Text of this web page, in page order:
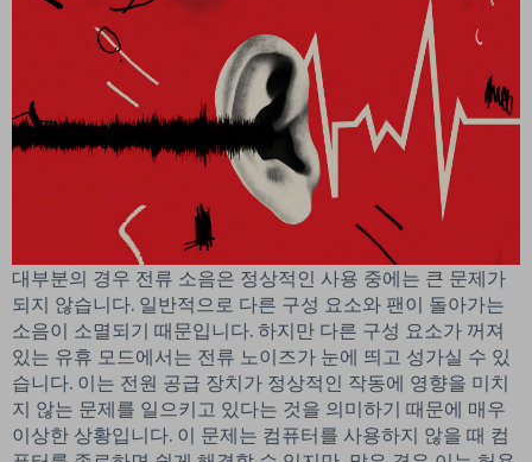
대부분의 경우 전류 소음은 정상적인 사용 중에는 큰 문제가
되지 않습니다. 일반적으로 다른 구성 요소와 팬이 돌아가는
소음이 소멸되기 때문입니다. 하지만 다른 구성 요소가 꺼져
있는 유휴 모드에서는 전류 노이즈가 눈에 띄고 성가실 수 있
습니다. 이는 전원 공급 장치가 정상적인 작동에 영향을 미치
지 않는 문제를 일으키고 있다는 것을 의미하기 때문에 매우
이상한 상황입니다. 이 문제는 컴퓨터를 사용하지 않을 때 컴